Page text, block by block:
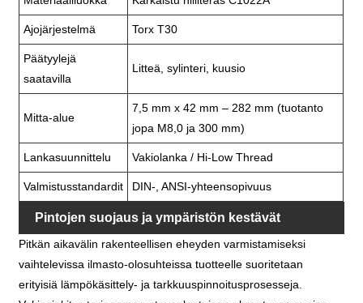
Ajojärjestelmä Torx T30
Päätyylejä
saatavilla
Litteä, sylinteri, kuusio
Mitta-alue
7,5 mm x 42 mm – 282 mm (tuotanto
jopa M8,0 ja 300 mm)
Lankasuunnittelu Vakiolanka / Hi-Low Thread
Valmistusstandardit DIN-, ANSI-yhteensopivuus
Pintojen suojaus ja ympäristön kestävät
pinnoitteet
Pitkän aikavälin rakenteellisen eheyden varmistamiseksi
vaihtelevissa ilmasto-olosuhteissa tuotteelle suoritetaan
erityisiä lämpökäsittely- ja tarkkuuspinnoitusprosesseja.